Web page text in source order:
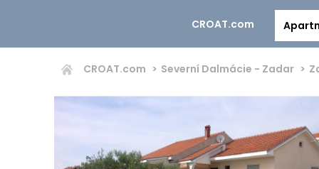
CROAT.com
CROAT.com Severní Dalmácie - Zadar